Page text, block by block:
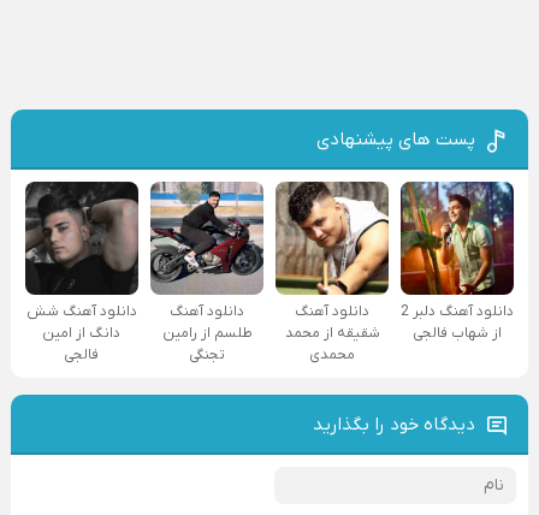
پست های پیشنهادی
دانلود آهنگ دلبر 2
از شهاب فالجی
دانلود آهنگ
شقیقه از محمد
محمدی
دانلود آهنگ
طلسم از رامین
تجنگی
دانلود آهنگ شش
دانگ از امین
فالجی
دیدگاه خود را بگذارید